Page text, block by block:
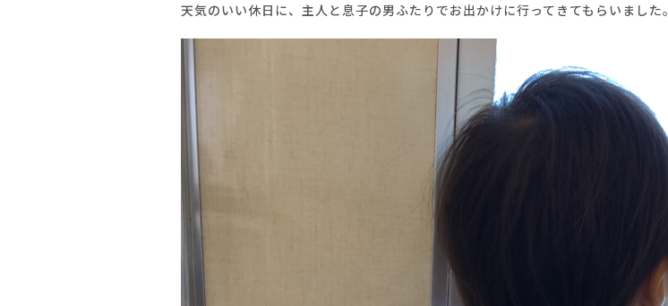
天気のいい休日に、主人と息子の男ふたりでお出かけに行ってきてもらいました。